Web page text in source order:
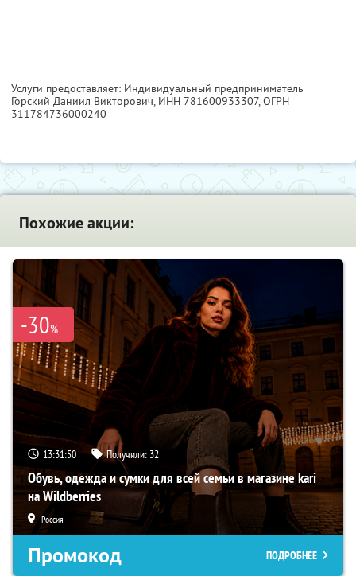
Услуги предоставляет: Индивидуальный предприниматель
Горский Даниил Викторович, ИНН 781600933307, ОГРН
311784736000240
Похожие акции:
-30%
13:31:49 Получили: 32
Обувь, одежда и сумки для всей семьи в магазине kari
на Wildberries
Россия
Промокод ПОДРОБНЕЕ